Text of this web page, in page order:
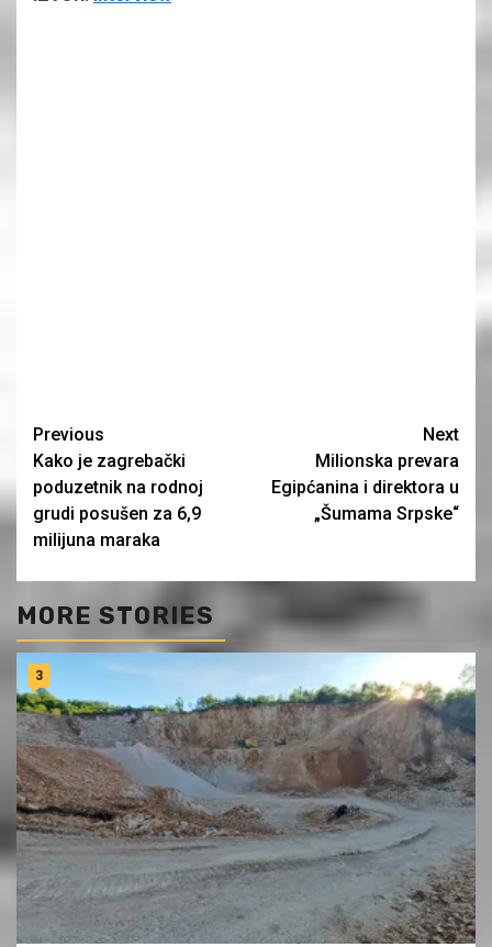
Continue
Reading
Previous
Kako je zagrebački
poduzetnik na rodnoj
grudi posušen za 6,9
milijuna maraka
Next
Milionska prevara
Egipćanina i direktora u
„Šumama Srpske“
MORE STORIES
3